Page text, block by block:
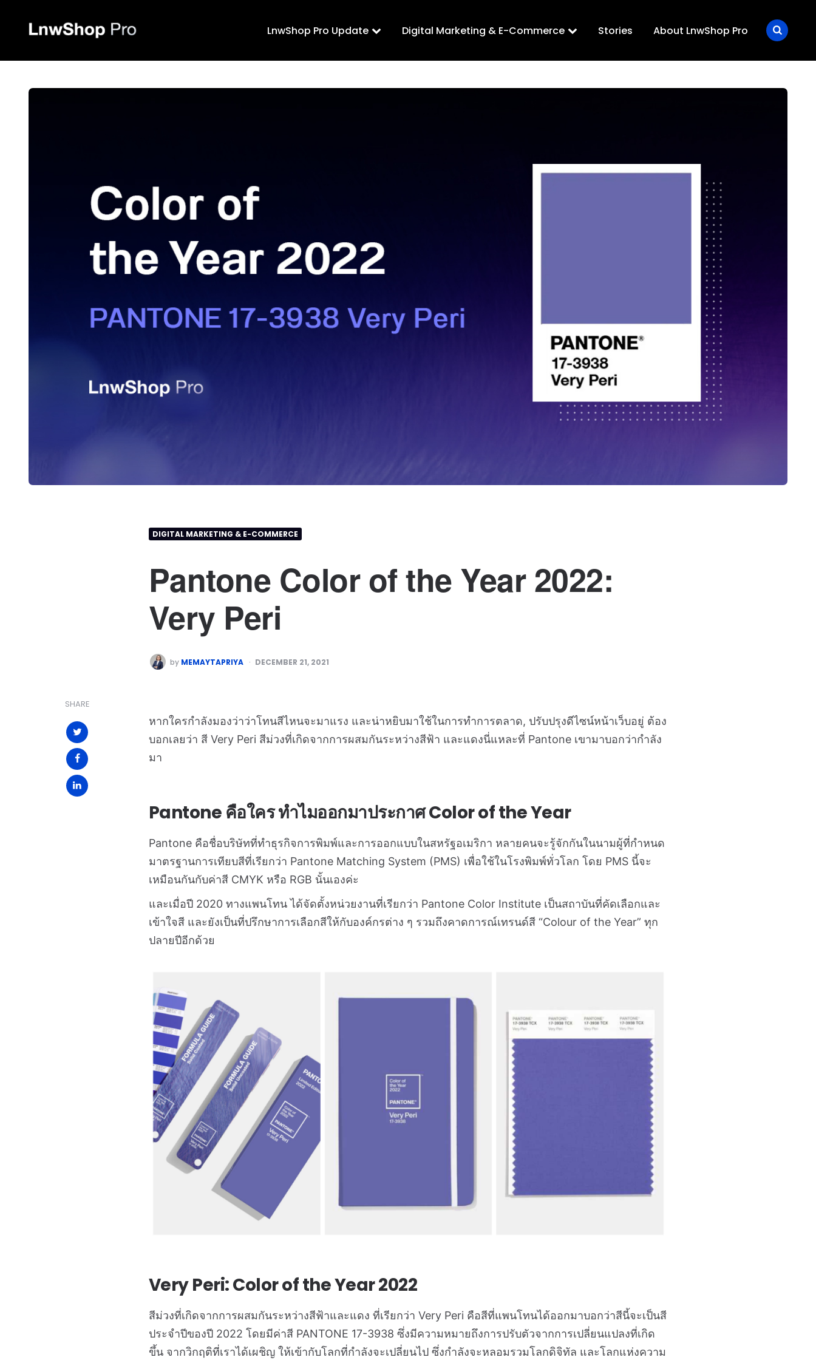
LnwShop Pro Update Digital Marketing & E-Commerce Stories About LnwShop Pro
DIGITAL MARKETING & E-COMMERCE
Pantone Color of the Year 2022:
Very Peri
by MEMAYTAPRIYA DECEMBER 21, 2021
SHARE
หากใครกำลังมองว่าว่าโทนสีไหนจะมาแรง และน่าหยิบมาใช้ในการทำการตลาด, ปรับปรุงดีไซน์หน้าเว็บอยู่ ต้อง
บอกเลยว่า สี Very Peri สีม่วงที่เกิดจากการผสมกันระหว่างสีฟ้า และแดงนี่แหละที่ Pantone เขามาบอกว่ากำลัง
มา
Pantone คือใคร ทำไมออกมาประกาศ Color of the Year
Pantone คือชื่อบริษัทที่ทำธุรกิจการพิมพ์และการออกแบบในสหรัฐอเมริกา หลายคนจะรู้จักกันในนามผู้ที่กำหนด
มาตรฐานการเทียบสีที่เรียกว่า Pantone Matching System (PMS) เพื่อใช้ในโรงพิมพ์ทั่วโลก โดย PMS นี้จะ
เหมือนกันกับค่าสี CMYK หรือ RGB นั้นเองค่ะ
และเมื่อปี 2020 ทางแพนโทน ได้จัดตั้งหน่วยงานที่เรียกว่า Pantone Color Institute เป็นสถาบันที่คัดเลือกและ
เข้าใจสี และยังเป็นที่ปรึกษาการเลือกสีให้กับองค์กรต่าง ๆ รวมถึงคาดการณ์เทรนด์สี “Colour of the Year” ทุก
ปลายปีอีกด้วย
Very Peri: Color of the Year 2022
สีม่วงที่เกิดจากการผสมกันระหว่างสีฟ้าและแดง ที่เรียกว่า Very Peri คือสีที่แพนโทนได้ออกมาบอกว่าสีนี้จะเป็นสี
ประจำปีของปี 2022 โดยมีค่าสี PANTONE 17-3938 ซึ่งมีความหมายถึงการปรับตัวจากการเปลี่ยนแปลงที่เกิด
ขึ้น จากวิกฤติที่เราได้เผชิญ ให้เข้ากับโลกที่กำลังจะเปลี่ยนไป ซึ่งกำลังจะหลอมรวมโลกดิจิทัล และโลกแห่งความ